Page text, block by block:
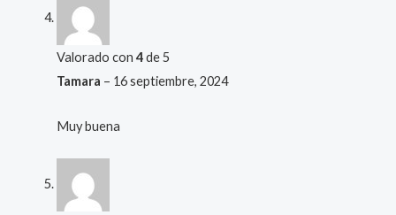
Valorado con 4de 5
Tamara – 16 septiembre, 2024
Muy buena